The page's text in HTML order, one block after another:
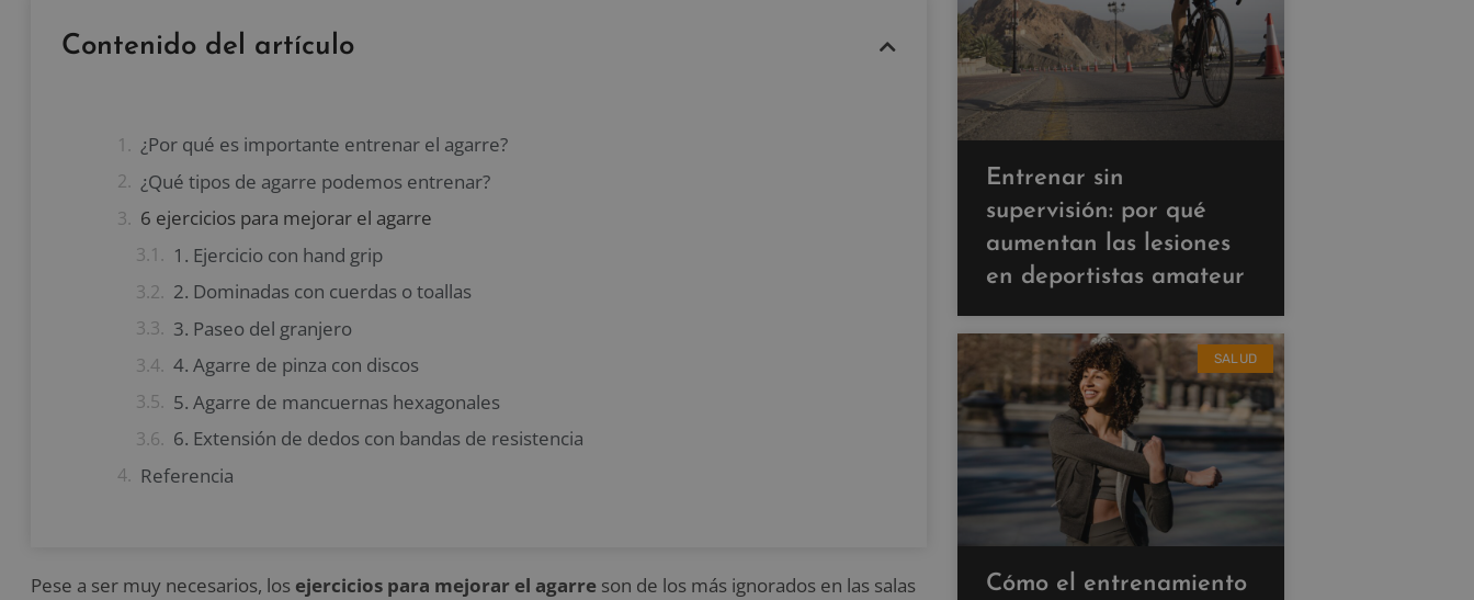
Contenido del artículo
¿Por qué es importante entrenar el agarre?
¿Qué tipos de agarre podemos entrenar?
6 ejercicios para mejorar el agarre
1. Ejercicio con hand grip
2. Dominadas con cuerdas o toallas
3. Paseo del granjero
4. Agarre de pinza con discos
5. Agarre de mancuernas hexagonales
6. Extensión de dedos con bandas de resistencia
Referencia
Pese a ser muy necesarios, los ejercicios para mejorar el agarre son de los más ignorados en las salas
Entrenar sin
supervisión: por qué
aumentan las lesiones
en deportistas amateur
SALUD
Cómo el entrenamiento